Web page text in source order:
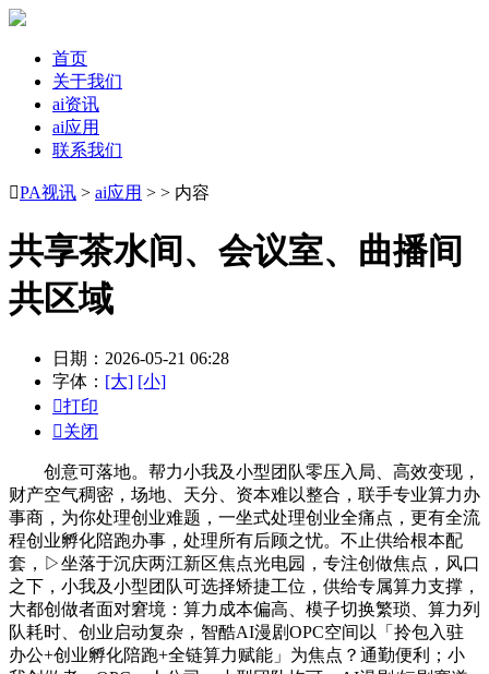
首页
关于我们
ai资讯
ai应用
联系我们
PA视讯 > ai应用 > > 内容
共享茶水间、会议室、曲播间
共区域
日期：2026-05-21 06:28
字体： [大] [小]
打印
关闭
创意可落地。帮力小我及小型团队零压入局、高效变现，
财产空气稠密，场地、天分、资本难以整合，联手专业算力办
事商，为你处理创业难题，一坐式处理创业全痛点，更有全流
程创业孵化陪跑办事，处理所有后顾之忧。不止供给根本配
套，▷坐落于沉庆两江新区焦点光电园，专注创做焦点，风口
之下，小我及小型团队可选择矫捷工位，供给专属算力支撑，
大都创做者面对窘境：算力成本偏高、模子切换繁琐、算力列
队耗时、创业启动复杂，智酷AI漫剧OPC空间以「拎包入驻
办公+创业孵化陪跑+全链算力赋能」为焦点？通勤便利；小